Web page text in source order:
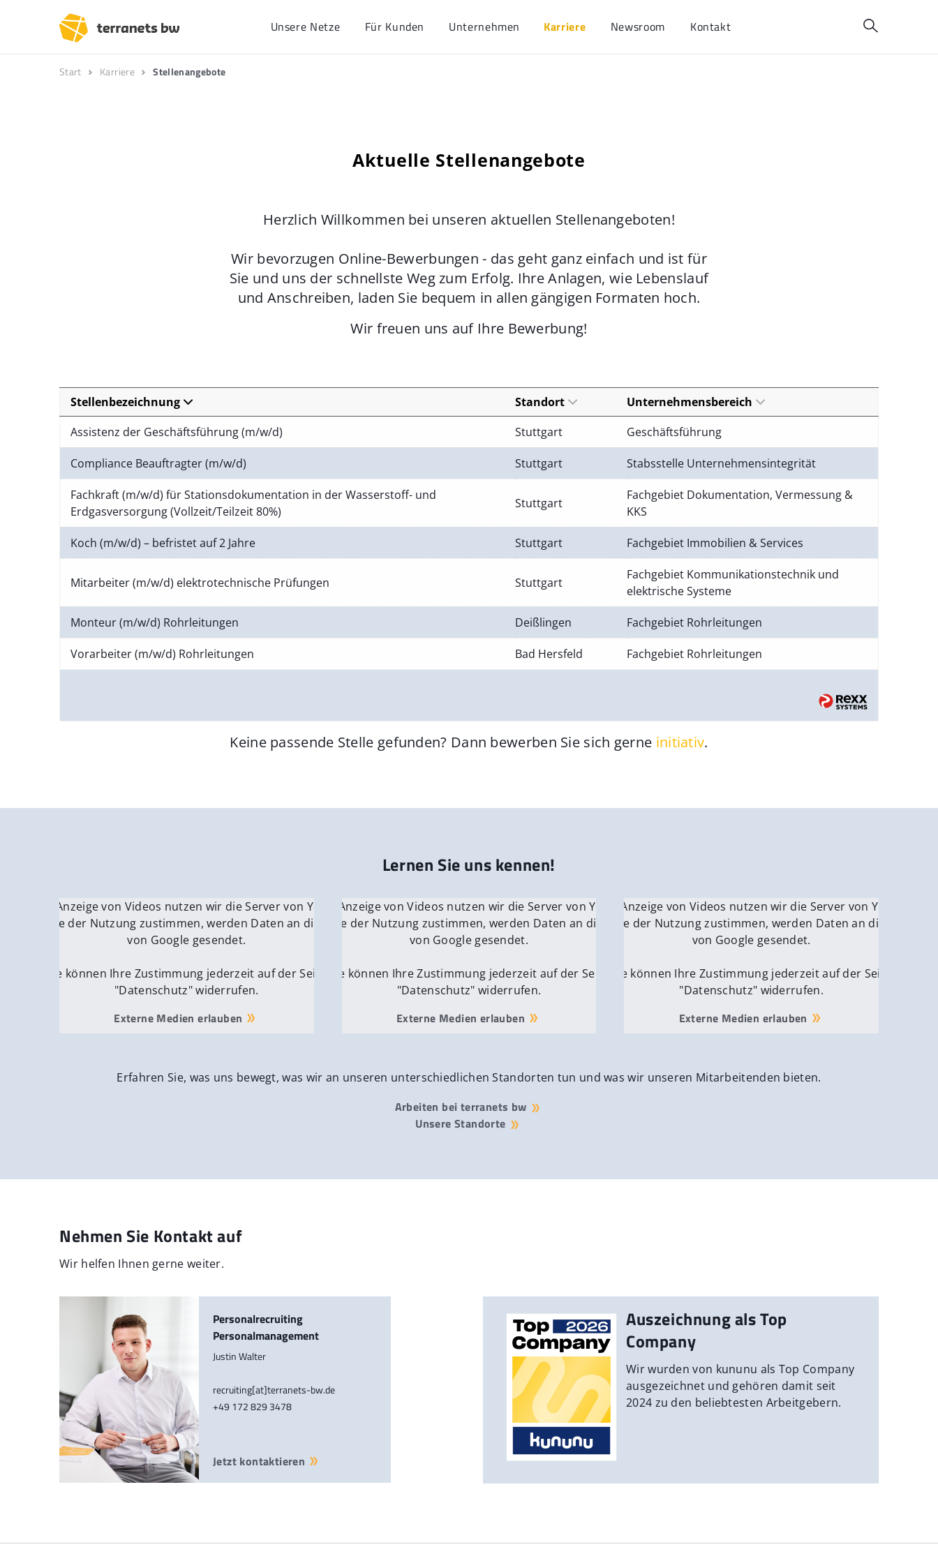
Unsere Netze Für Kunden Unternehmen Karriere Newsroom Kontakt
Start Karriere Stellenangebote
Aktuelle Stellenangebote
Herzlich Willkommen bei unseren aktuellen Stellenangeboten!
Wir bevorzugen Online-Bewerbungen - das geht ganz einfach und ist für
Sie und uns der schnellste Weg zum Erfolg. Ihre Anlagen, wie Lebenslauf
und Anschreiben, laden Sie bequem in allen gängigen Formaten hoch.
Wir freuen uns auf Ihre Bewerbung!
Stellenbezeichnung Standort
Unternehmensbereich
Assistenz der Geschäftsführung (m/w/d)
Stuttgart Geschäftsführung
Compliance Beauftragter (m/w/d) Stuttgart Stabsstelle Unternehmensintegrität
Fachkraft (m/w/d) für Stationsdokumentation in der Wasserstoff- und
Erdgasversorgung (Vollzeit/Teilzeit 80%)
Stuttgart
Fachgebiet Dokumentation, Vermessung &
KKS
Koch (m/w/d) – befristet auf 2 Jahre Stuttgart Fachgebiet Immobilien & Services
Mitarbeiter (m/w/d) elektrotechnische Prüfungen Stuttgart
Fachgebiet Kommunikationstechnik und
elektrische Systeme
Monteur (m/w/d) Rohrleitungen Deißlingen Fachgebiet Rohrleitungen
Vorarbeiter (m/w/d) Rohrleitungen Bad Hersfeld Fachgebiet Rohrleitungen
Keine passende Stelle gefunden? Dann bewerben Sie sich gerne initiativ.
Lernen Sie uns kennen!
Für die Anzeige von Videos nutzen wir die Server von YouTube.
Wenn Sie der Nutzung zustimmen, werden Daten an die Server
von Google gesendet.
Sie können Ihre Zustimmung jederzeit auf der Seite
"Datenschutz" widerrufen.
Externe Medien erlauben
Für die Anzeige von Videos nutzen wir die Server von YouTube.
Wenn Sie der Nutzung zustimmen, werden Daten an die Server
von Google gesendet.
Sie können Ihre Zustimmung jederzeit auf der Seite
"Datenschutz" widerrufen.
Externe Medien erlauben
Für die Anzeige von Videos nutzen wir die Server von YouTube.
Wenn Sie der Nutzung zustimmen, werden Daten an die Server
von Google gesendet.
Sie können Ihre Zustimmung jederzeit auf der Seite
"Datenschutz" widerrufen.
Externe Medien erlauben
Erfahren Sie, was uns bewegt, was wir an unseren unterschiedlichen Standorten tun und was wir unseren Mitarbeitenden bieten.
Arbeiten bei terranets bw
Unsere Standorte
Nehmen Sie Kontakt auf
Wir helfen Ihnen gerne weiter.
Personalrecruiting
Personalmanagement
Justin Walter
recruiting[at]terranets-bw.de
+49 172 829 3478
Jetzt kontaktieren
Auszeichnung als Top
Company
Wir wurden von kununu als Top Company
ausgezeichnet und gehören damit seit
2024 zu den beliebtesten Arbeitgebern.